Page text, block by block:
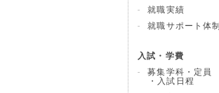
就職実績
就職サポート体制
入試・学費
募集学科・定員
・入試日程